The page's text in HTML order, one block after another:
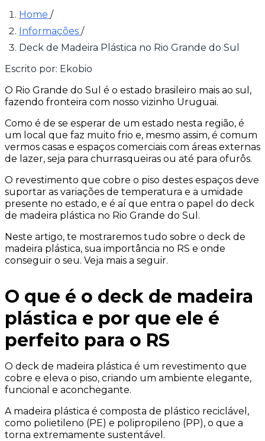
Home /
Informações /
Deck de Madeira Plástica no Rio Grande do Sul
Escrito por: Ekobio
O Rio Grande do Sul é o estado brasileiro mais ao sul,
fazendo fronteira com nosso vizinho Uruguai.
Como é de se esperar de um estado nesta região, é
um local que faz muito frio e, mesmo assim, é comum
vermos casas e espaços comerciais com áreas externas
de lazer, seja para churrasqueiras ou até para ofurôs.
O revestimento que cobre o piso destes espaços deve
suportar as variações de temperatura e a umidade
presente no estado, e é aí que entra o papel do deck
de madeira plástica no Rio Grande do Sul.
Neste artigo, te mostraremos tudo sobre o deck de
madeira plástica, sua importância no RS e onde
conseguir o seu. Veja mais a seguir.
O que é o deck de madeira
plástica e por que ele é
perfeito para o RS
O deck de madeira plástica é um revestimento que
cobre e eleva o piso, criando um ambiente elegante,
funcional e aconchegante.
A madeira plástica é composta de plástico reciclável,
como polietileno (PE) e polipropileno (PP), o que a
torna extremamente sustentável.